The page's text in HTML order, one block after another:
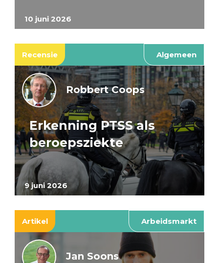
10 juni 2026
Recensie Algemeen
9 juni 2026
Robbert Coops
Erkenning PTSS als
beroepsziekte
Artikel Arbeidsmarkt
Jan Soons